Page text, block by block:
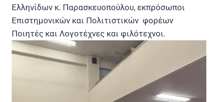
Ελληνίδων κ. Παρασκευοπούλου, εκπρόσωποι
Επιστημονικών και Πολιτιστικών φορέων
Ποιητές και Λογοτέχνες και φιλότεχνοι.